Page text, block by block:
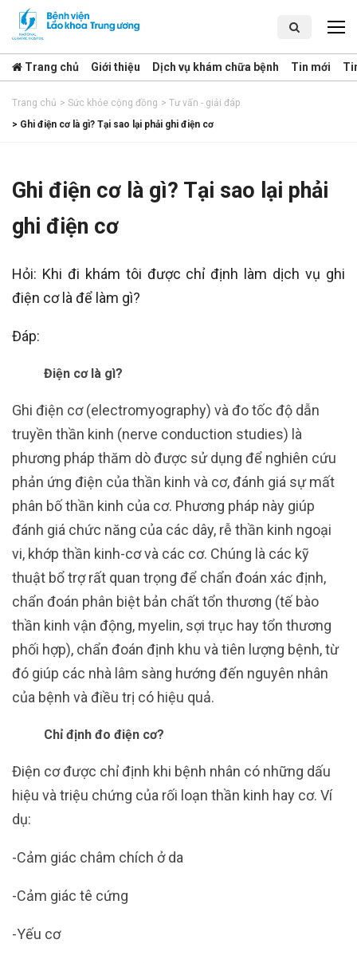
Trang chủ Giới thiệu Dịch vụ khám chữa bệnh Tin mới
Trang chủ > Sức khỏe cộng đồng > Tư vấn - giải đáp
> Ghi điện cơ là gì? Tại sao lại phải ghi điện cơ
Ghi điện cơ là gì? Tại sao lại phải
ghi điện cơ
Hỏi: Khi đi khám tôi được chỉ định làm dịch vụ ghi
điện cơ là để làm gì?
Đáp:
Điện cơ là gì?
Ghi điện cơ (electromyography) và đo tốc độ dẫn
truyền thần kinh (nerve conduction studies) là
phương pháp thăm dò được sử dụng để nghiên cứu
phản ứng điện của thần kinh và cơ, đánh giá sự mất
phân bố thần kinh của cơ. Phương pháp này giúp
đánh giá chức năng của các dây, rễ thần kinh ngoại
vi, khớp thần kinh-cơ và các cơ. Chúng là các kỹ
thuật bổ trợ rất quan trọng để chẩn đoán xác định,
chẩn đoán phân biệt bản chất tổn thương (tế bào
thần kinh vận động, myelin, sợi trục hay tổn thương
phối hợp), chẩn đoán định khu và tiên lượng bệnh, từ
đó giúp các nhà lâm sàng hướng đến nguyên nhân
của bệnh và điều trị có hiệu quả.
Chỉ định đo điện cơ?
Điện cơ được chỉ định khi bệnh nhân có những dấu
hiệu và triệu chứng của rối loạn thần kinh hay cơ. Ví
dụ:
-Cảm giác châm chích ở da
-Cảm giác tê cứng
-Yếu cơ